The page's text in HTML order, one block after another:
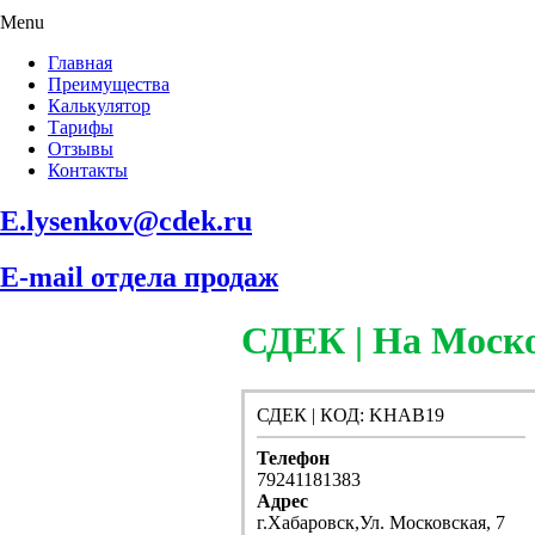
Menu
Главная
Преимущества
Калькулятор
Тарифы
Отзывы
Контакты
E.lysenkov@cdek.ru
E-mail отдела продаж
СДЕК | На
СДЕК | КОД: KHAB19
Телефон
79241181383
Адрес
г.Хабаровск,Ул. Московская, 7